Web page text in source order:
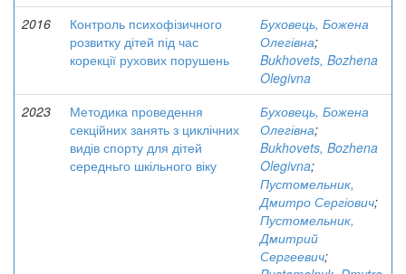
2016
Контроль психофізичного
розвитку дітей під час
корекції рухових порушень
Буховець, Божена
Олегівна;
Bukhovets, Bozhena
Olegivna
2023
Методика проведення
секційних занять з циклічних
видів спорту для дітей
середньго шкільного віку
Буховець, Божена
Олегівна;
Bukhovets, Bozhena
Olegivna;
Пустомельник,
Дмитро Сергіович;
Пустомельник,
Дмитрий
Сергеевич;